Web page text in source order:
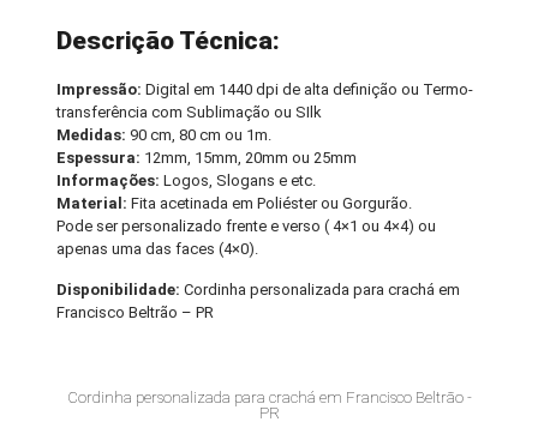
Descrição Técnica:
Impressão: Digital em 1440 dpi de alta definição ou Termo-
transferência com Sublimação ou SIlk
Medidas: 90 cm, 80 cm ou 1m.
Espessura: 12mm, 15mm, 20mm ou 25mm
Informações:Logos, Slogans e etc.
Material: Fita acetinada em Poliéster ou Gorgurão.
Pode ser personalizado frente e verso ( 4×1 ou 4×4) ou
apenas uma das faces (4×0).
Disponibilidade:Cordinha personalizada para crachá em
Francisco Beltrão – PR
Cordinha personalizada para crachá em Francisco Beltrão -
PR